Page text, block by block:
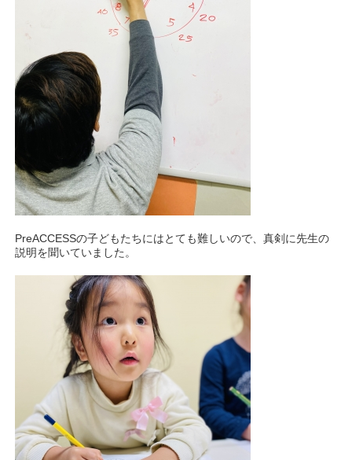
PreACCESSの子どもたちにはとても難しいので、真剣に先生の
説明を聞いていました。